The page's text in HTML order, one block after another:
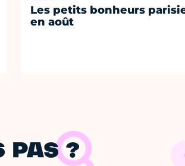
Les petits bonheurs
en août
PAS ?